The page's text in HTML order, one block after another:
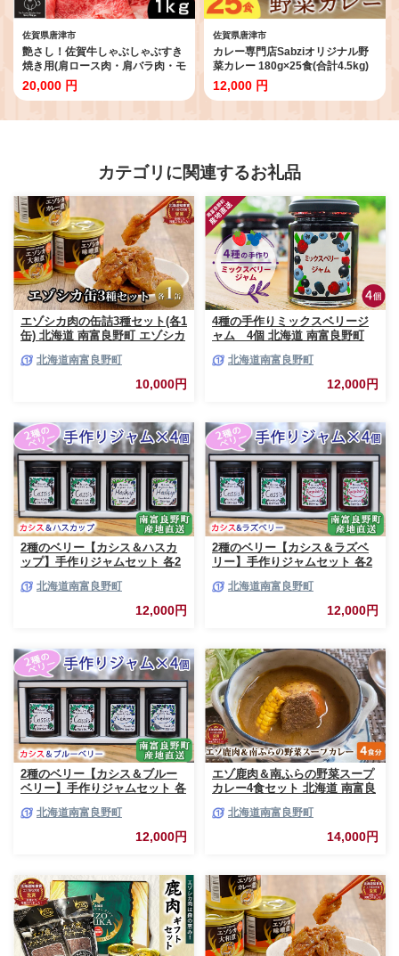
佐賀県唐津市
艶さし！佐賀牛しゃぶしゃぶすき
焼き用(肩ロース肉・肩バラ肉・モ
モ肉) 500g×2p(合計1kg) お肉 牛
肉 スライス ギフト
20,000 円
佐賀県唐津市
カレー専門店Sabziオリジナル野
菜カレー 180g×25食(合計4.5kg)
レトルト 簡単調理 長期保存 朝カ
レー ランチ
12,000 円
カテゴリに関連するお礼品
エゾシカ肉の缶詰3種セット(各1
缶) 北海道 南富良野町 エゾシカ
合せ ジビエ 加工品 北海道産 国
産 おつまみ おかず 高たんぱく
低脂肪 鉄分 カレー 味噌 食べや
北海道南富良野町
10,000円
4種の手作りミックスベリージ
ャム 4個 北海道 南富良野町
合せ ブルーベリー てんさい糖
酸味 甘味 香り 甘酸っぱい 美味
北海道南富良野町
12,000円
2種のベリー【カシス＆ハスカ
ップ】手作りジャムセット 各2
シス ハスカップ ソース 果実 て
んさい糖 無農薬 ポリフェノー
北海道南富良野町
12,000円
2種のベリー【カシス＆ラズベ
リー】手作りジャムセット 各2
リー カシス ラズベリー ソース
果実 てんさい糖 無農薬
北海道南富良野町
12,000円
2種のベリー【カシス＆ブルー
ベリー】手作りジャムセット 各
ベリー カシス ブルーベリー ソ
ース 果実 てんさい糖 無農薬 甘
北海道南富良野町
12,000円
エゾ鹿肉＆南ふらの野菜スープ
カレー4食セット 北海道 南富良
スープカレー セット 詰合せ 加
北海道南富良野町
14,000円